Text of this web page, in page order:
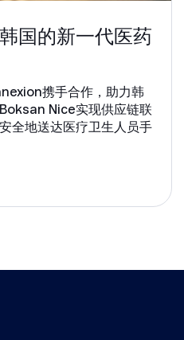
国的新一代医药
携手合作，助力韩
Nice实现供应链联
全地送达医疗卫生人员手